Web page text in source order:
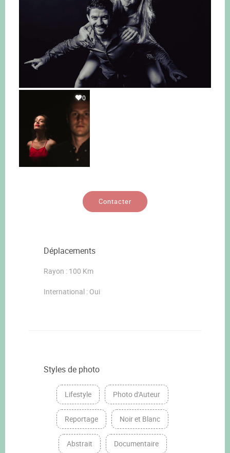
0
Contacter
Déplacements
Rayon : 100 Km
International : Oui
Styles de photo
Lifestyle Photo d'Auteur
Reportage Noir et Blanc
Abstrait Documentaire